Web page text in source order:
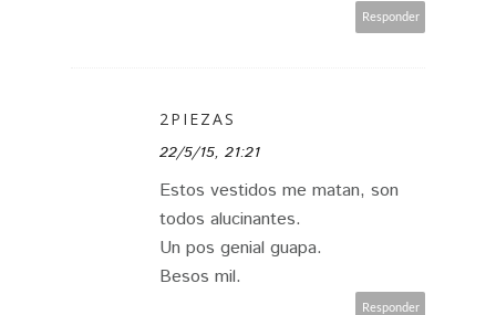
Responder
2PIEZAS
22/5/15, 21:21
Estos vestidos me matan, son
todos alucinantes.
Un pos genial guapa.
Besos mil.
Responder